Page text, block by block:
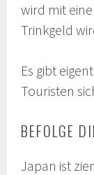
wird mit
Trinkgeld
Es gibt
Touristen
BEFOLGE
Japan ist